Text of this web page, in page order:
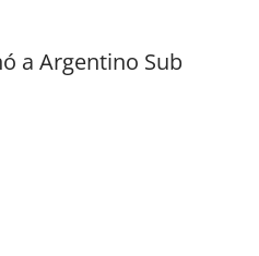
a Argentino Sub